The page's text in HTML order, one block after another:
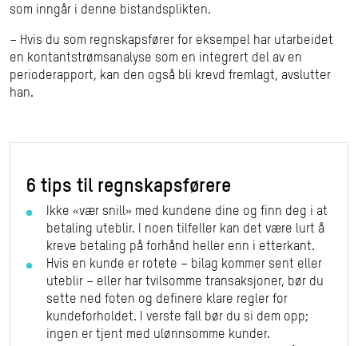
som inngår i denne bistandsplikten.
– Hvis du som regnskapsfører for eksempel har utarbeidet
en kontantstrømsanalyse som en integrert del av en
perioderapport, kan den også bli krevd fremlagt, avslutter
han.
6 tips til regnskapsførere
Ikke «vær snill» med kundene dine og finn deg i at
betaling uteblir. I noen tilfeller kan det være lurt å
kreve betaling på forhånd heller enn i etterkant.
Hvis en kunde er rotete – bilag kommer sent eller
uteblir – eller har tvilsomme transaksjoner, bør du
sette ned foten og definere klare regler for
kundeforholdet. I verste fall bør du si dem opp;
ingen er tjent med ulønnsomme kunder.